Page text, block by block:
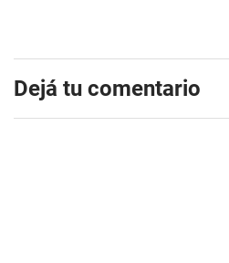
Dejá tu comentario